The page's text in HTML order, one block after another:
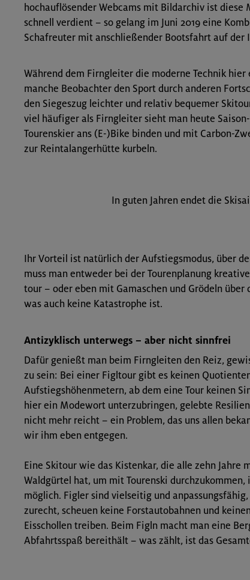
hochauflösender Web­cams mit Bildarchiv ist diese
schnell verdient – so gelang im Juni 2019 eine
Schafreuter mit anschließender Bootsfahrt auf der
Während dem Firngleiter die moderne Technik
manche Beobachter den Sport durch an­deren
den Sieges­zug leichter und relativ bequemer
viel häufiger als Firngleiter sieht man heute
Tourenskier ans (E-)Bike binden und mit Carbon-
zur Reintalangerhütte kurbeln.
In guten Jahren endet die
Ihr Vorteil ist natürlich der Aufstiegsmodus, über
muss man entweder bei der Tourenplanung
tour – oder eben mit Gamaschen und Grödeln über
was auch keine Katastrophe ist.
Antizyklisch unterwegs – aber nicht sinnfrei
Dafür genießt man beim Firngleiten den Reiz,
zu sein: Bei einer Figltour gibt es keinen
Aufstiegshöhenmetern, ab dem eine Tour keinen
hier ein Modewort unter­zubringen, gelebte
nicht mehr reicht – ein Problem, das uns allen
wir ihm eben entgegen.
Eine Skitour wie das Kistenkar, die alle zehn Jahre
Waldgürtel hat, um mit Tourenski
möglich. Figler sind vielseitig und
zurecht, scheuen keine Forstautobah­nen und
Eisschol­len treiben. Beim Figln macht man eine
Abfahrtsspaß bereithält – was zählt, ist das